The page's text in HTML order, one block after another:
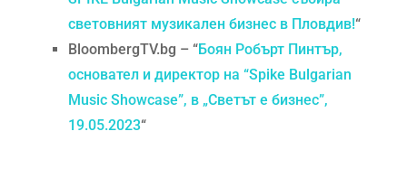
световният музикален бизнес в Пловдив!“
BloombergTV.bg – “Боян Робърт Пинтър,
основател и директор на “Spike Bulgarian
Music Showcase”, в „Светът е бизнес”,
19.05.2023“